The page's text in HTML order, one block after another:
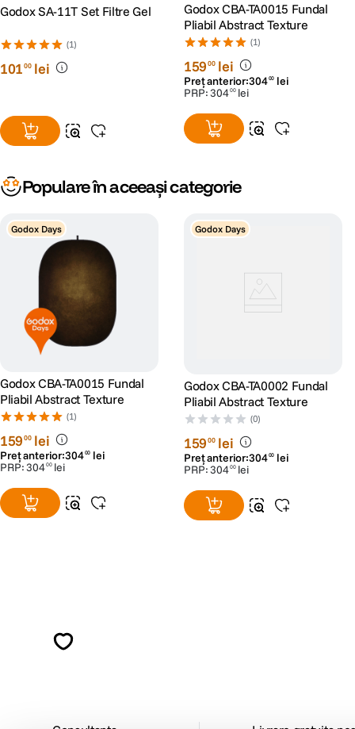
Godox SA-11T Set Filtre Gel
(1)
10100 lei
Godox CBA-TA0015 Fundal
Pliabil Abstract Texture
(1)
15900 lei
Preț anterior:30400 lei
PRP:30400 lei
Populare în aceeași categorie
Godox Days
Godox CBA-TA0015 Fundal
Pliabil Abstract Texture
(1)
15900 lei
Preț anterior:30400 lei
PRP:30400 lei
Godox Days
Godox CBA-TA0002 Fundal
Pliabil Abstract Texture
(0)
15900 lei
Preț anterior:30400 lei
PRP:30400 lei